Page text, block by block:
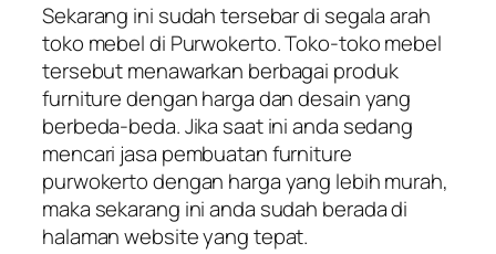
Sekarang ini sudah tersebar di segala arah
toko mebel di Purwokerto. Toko-toko mebel
tersebut menawarkan berbagai produk
furniture dengan harga dan desain yang
berbeda-beda. Jika saat ini anda sedang
mencari jasa pembuatan furniture
purwokerto dengan harga yang lebih murah,
maka sekarang ini anda sudah berada di
halaman website yang tepat.